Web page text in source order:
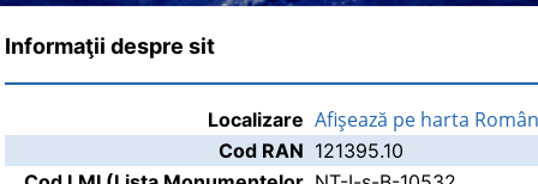
Informaţii despre sit
Localizare Afişează pe harta
Cod RAN 121395.10